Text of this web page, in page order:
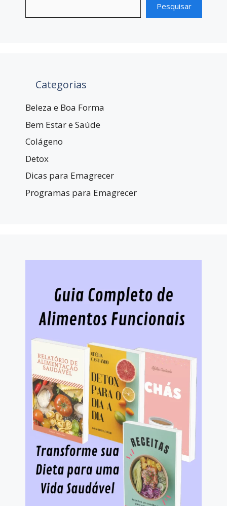
Pesquisar
Categorias
Beleza e Boa Forma
Bem Estar e Saúde
Colágeno
Detox
Dicas para Emagrecer
Programas para Emagrecer